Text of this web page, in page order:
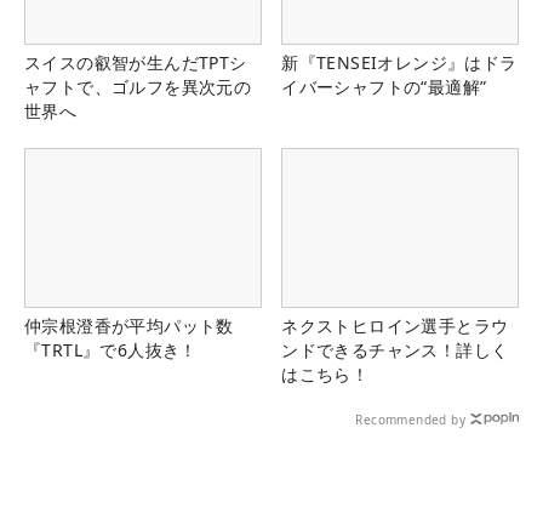
スイスの叡智が生んだTPTシ
ャフトで、ゴルフを異次元の
世界へ
新『TENSEIオレンジ』はドラ
イバーシャフトの“最適解”
仲宗根澄香が平均パット数
『TRTL』で6人抜き！
ネクストヒロイン選手とラウ
ンドできるチャンス！詳しく
はこちら！
Recommended by